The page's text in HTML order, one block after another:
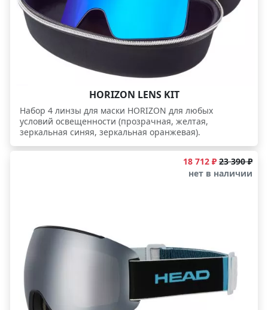
HORIZON LENS KIT
Набор 4 линзы для маски HORIZON для любых
условий освещенности (прозрачная, желтая,
зеркальная синяя, зеркальная оранжевая).
18 712 ₽ 23 390 ₽
нет в наличии